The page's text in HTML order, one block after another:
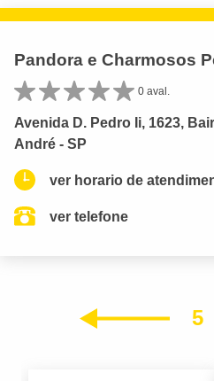
Pandora e Charmosos
0 aval.
Avenida D. Pedro Ii, 1623,
André - SP
ver horario de
ver telefone
5